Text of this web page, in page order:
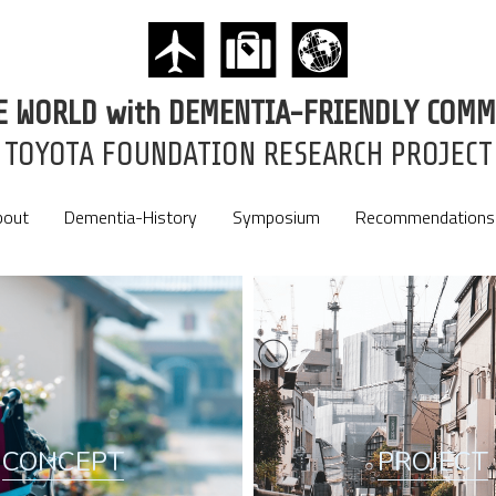
WORLD with DEMENTIA-FRIENDLY
TOYOTA FOUNDATION RESEARCH PROJECT
Dementia-History Symposium Recommendations
WORLD with DEMENTIA-FRIENDLY
TOYOTA FOUNDATION RESEARCH PROJECT
Dementia-History Symposium Recommendations
CONCEPT PROJECT